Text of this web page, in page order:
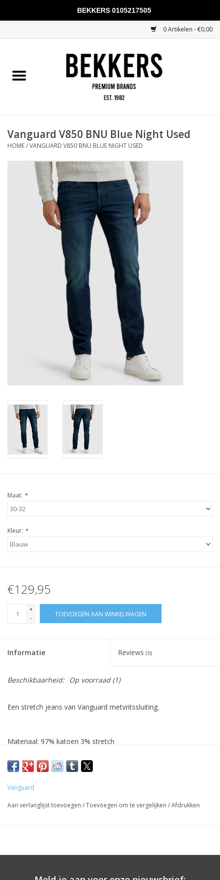
0 Artikelen - €0,00
Mannen
KADOBONNEN
Vanguard V850 BNU Blue Night Used
HOME/VANGUARD V850 BNU BLUE NIGHT USED
Maat: *
Kleur: *
€129,95
+
-
TOEVOEGEN AAN WINKELWAGEN
Informatie Reviews (0)
Beschikbaarheid: Op voorraad(1)
Een stretch jeans van Vanguard metvritssluiting.
Materiaal: 97% katoen 3% stretch
Vanguard
Aan verlanglijst toevoegen /Toevoegen om te vergelijken /Afdrukken
BEKKERS 0105217505